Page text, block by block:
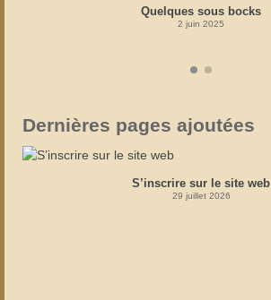
Quelques sous bocks
2 juin 2025
Dernières pages ajoutées
S’inscrire sur le site web
29 juillet 2026